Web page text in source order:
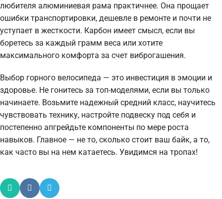
любителя алюминиевая рама практичнее. Она прощает
ошибки транспортировки, дешевле в ремонте и почти не
уступает в жесткости. Карбон имеет смысл, если вы
боретесь за каждый грамм веса или хотите
максимального комфорта за счет виброгашения.
Выбор горного велосипеда — это инвестиция в эмоции и
здоровье. Не гонитесь за топ-моделями, если вы только
начинаете. Возьмите надежный средний класс, научитесь
чувствовать технику, настройте подвеску под себя и
постепенно апгрейдьте компоненты по мере роста
навыков. Главное — не то, сколько стоит ваш байк, а то,
как часто вы на нем катаетесь. Увидимся на тропах!